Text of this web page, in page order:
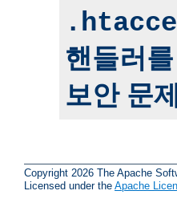
핸들러
보안 문
Copyright 2026 The Apache
Licensed under the Apache